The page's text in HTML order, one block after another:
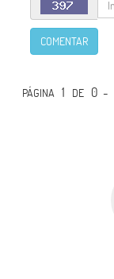
COMENTAR
PÁGINA 1 DE 0